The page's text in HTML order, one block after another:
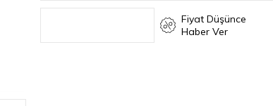
Fiyat Düşünce
Haber Ver